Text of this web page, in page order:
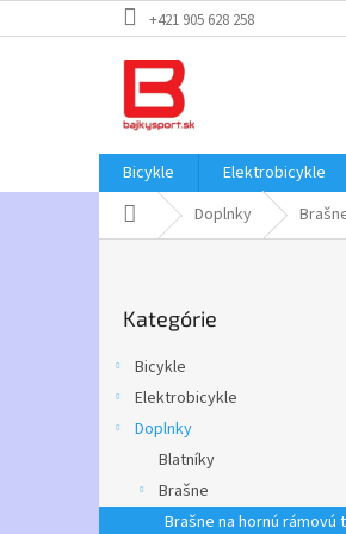
na
+421 905 628 258
Bicykle Elektrobicykle
DomovDoplnky
kategórie
Kategórie
Bicykle
Elektrobicykle
Doplnky
Blatníky
Brašne
Brašne na hornú rámovú